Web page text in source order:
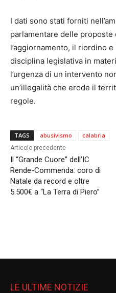
I dati sono stati forniti
parlamentare delle proposte
l’aggiornamento, il riordino
disciplina legislativa in
l’urgenza di un intervento
un’illegalità che erode il
regole.
TAGS abusivismo calabria
Articolo precedente
Il “Grande Cuore” dell’IC
Rende-Commenda: coro di
Natale da record e oltre
5.500€ a “La Terra di Piero”
LE ULTIME NOTIZIE